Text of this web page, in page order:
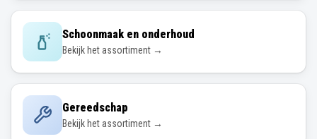
Schoonmaak en onderhoud
Bekijk het assortiment →
Gereedschap
Bekijk het assortiment →